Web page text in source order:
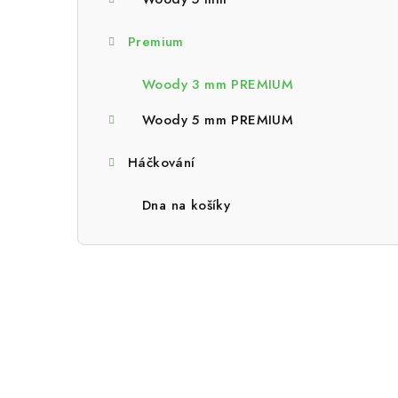
e
Premium
Woody 3 mm PREMIUM
Woody 5 mm PREMIUM
Háčkování
Dna na košíky